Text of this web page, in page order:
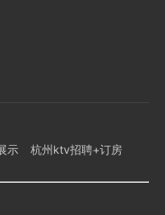
示
杭州ktv招聘+订房